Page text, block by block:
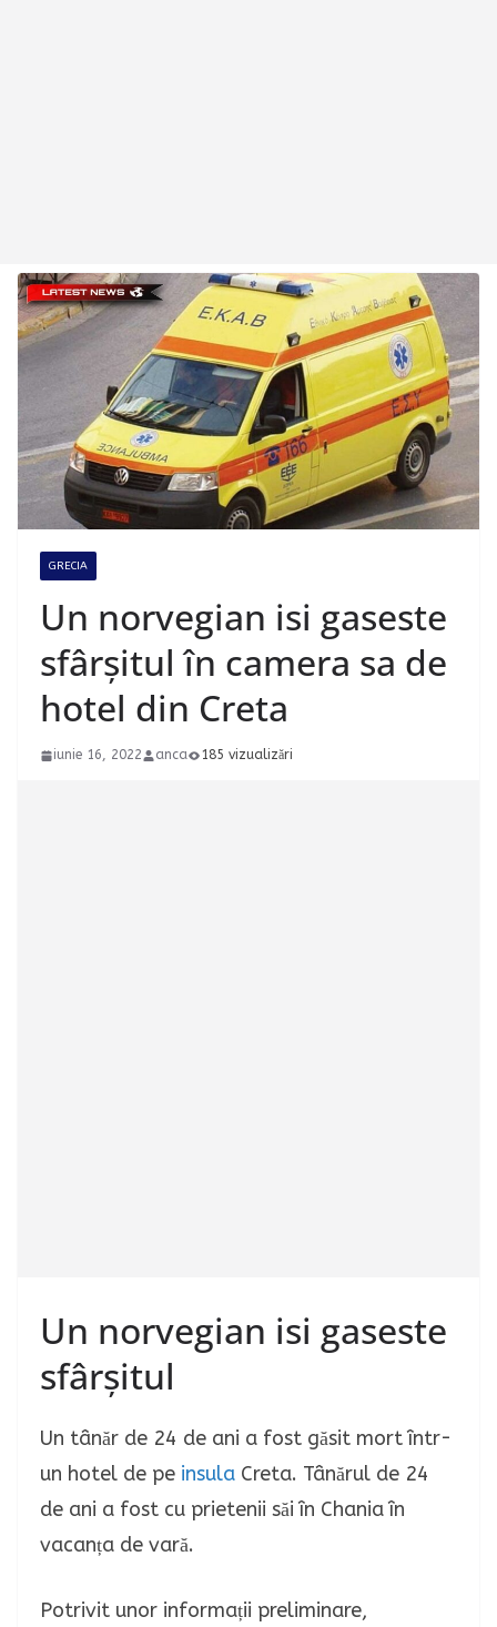
GRECIA
Un norvegian isi gaseste
sfârșitul în camera sa de
hotel din Creta
iunie 16, 2022 anca 185 vizualizări
Un norvegian isi gaseste
sfârșitul
Un tânăr de 24 de ani a fost găsit mort într-
un hotel de pe insula Creta. Tânărul de 24
de ani a fost cu prietenii săi în Chania în
vacanța de vară.
Potrivit unor informații preliminare,